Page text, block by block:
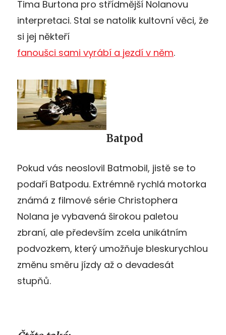
Tima Burtona pro střídmější Nolanovu
interpretaci. Stal se natolik kultovní věci, že
si jej někteří
fanoušci sami vyrábí a jezdí v něm.
Batpod
Pokud vás neoslovil Batmobil, jistě se to
podaří Batpodu. Extrémně rychlá motorka
známá z filmové série Christophera
Nolana je vybavená širokou paletou
zbraní, ale především zcela unikátním
podvozkem, který umožňuje bleskurychlou
změnu směru jízdy až o devadesát
stupňů.